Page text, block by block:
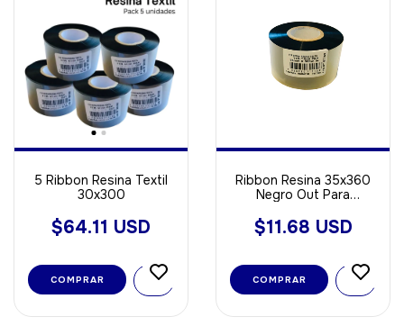
5 Ribbon Resina Textil
30x300
$64.11 USD
Ribbon Resina 35x360
Negro Out Para
Sintetica
$11.68 USD